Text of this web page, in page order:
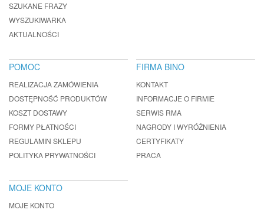
SZUKANE FRAZY
WYSZUKIWARKA
AKTUALNOŚCI
POMOC
REALIZACJA ZAMÓWIENIA
DOSTĘPNOŚĆ PRODUKTÓW
KOSZT DOSTAWY
FORMY PŁATNOŚCI
REGULAMIN SKLEPU
POLITYKA PRYWATNOŚCI
FIRMA BINO
KONTAKT
INFORMACJE O FIRMIE
SERWIS RMA
NAGRODY I WYRÓŻNIENIA
CERTYFIKATY
PRACA
MOJE KONTO
MOJE KONTO